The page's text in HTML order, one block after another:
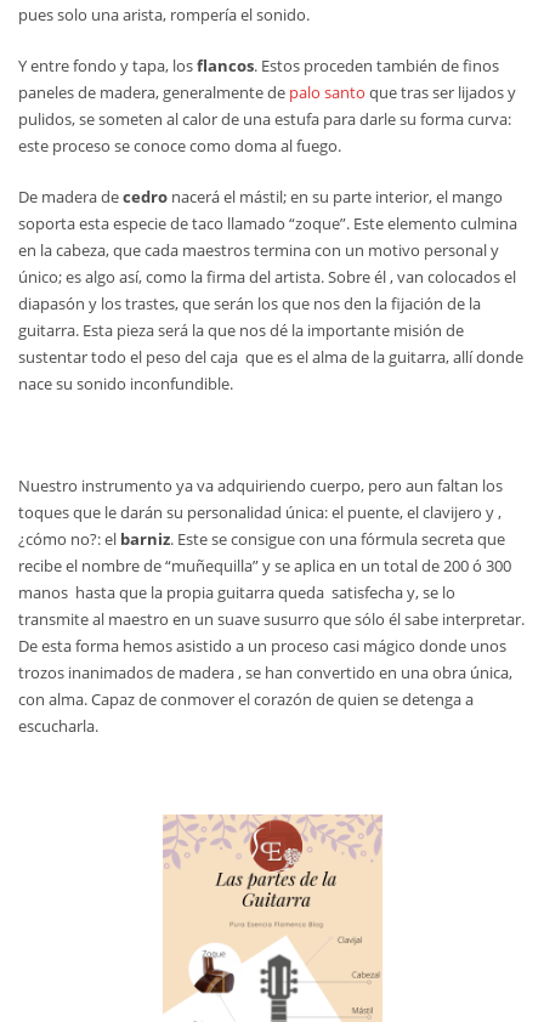
pues solo una arista, rompería el sonido.
Y entre fondo y tapa, losflancos. Estos proceden también de finos
paneles de madera, generalmente de palo santo que tras ser lijados y
pulidos, se someten al calor de una estufa para darle su forma curva:
este proceso se conoce como doma al fuego.
De madera decedro nacerá el mástil; en su parte interior, el mango
soporta esta especie de taco llamado “zoque”. Este elemento culmina
en la cabeza, que cada maestros termina con un motivo personal y
único; es algo así, como la firma del artista. Sobre él , van colocados el
diapasón y los trastes, que serán los que nos den la fijación de la
guitarra. Esta pieza será la que nos dé la importante misión de
sustentar todo el peso del caja que es el alma de la guitarra, allí donde
nace su sonido inconfundible.
Nuestro instrumento ya va adquiriendo cuerpo, pero aun faltan los
toques que le darán su personalidad única: el puente, el clavijero y ,
¿cómo no?: el barniz. Este se consigue con una fórmula secreta que
recibe el nombre de “muñequilla” y se aplica en un total de 200 ó 300
manos hasta que la propia guitarra queda satisfecha y, se lo
transmite al maestro en un suave susurro que sólo él sabe interpretar.
De esta forma hemos asistido a un proceso casi mágico donde unos
trozos inanimados de madera , se han convertido en una obra única,
con alma. Capaz de conmover el corazón de quien se detenga a
escucharla.